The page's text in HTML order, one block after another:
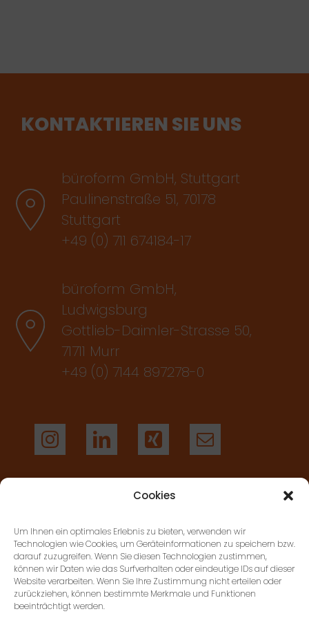
Cookies
Um Ihnen ein optimales Erlebnis zu bieten, verwenden wir
Technologien wie Cookies, um Geräteinformationen zu speichern bzw.
darauf zuzugreifen. Wenn Sie diesen Technologien zustimmen,
können wir Daten wie das Surfverhalten oder eindeutige IDs auf dieser
Website verarbeiten. Wenn Sie Ihre Zustimmung nicht erteilen oder
zurückziehen, können bestimmte Merkmale und Funktionen
beeinträchtigt werden.
KONTAKTIEREN SIE UNS
büroform GmbH, Stuttgart
Paulinenstraße 51, 70178
Stuttgart
+49 (0) 711 674184-17
büroform GmbH,
Ludwigsburg
Gottlieb-Daimler-Strasse 50,
71711 Murr
+49 (0) 7144 897278-0
KONTAKT